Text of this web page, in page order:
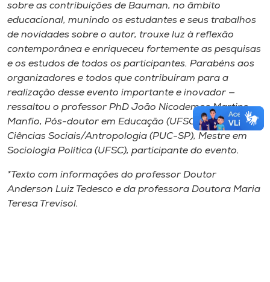
sobre as contribuições de Bauman, no âmbito
educacional, munindo os estudantes e seus trabalhos
de novidades sobre o autor, trouxe luz à reflexão
contemporânea e enriqueceu fortemente as pesquisas
e os estudos de todos os participantes. Parabéns aos
organizadores e todos que contribuíram para a
realização desse evento importante e inovador —
ressaltou o professor PhD João Nicodemos Martins
Manfio, Pós-doutor em Educação (UFSC), Doutor em
Ciências Sociais/Antropologia (PUC-SP), Mestre em
Sociologia Política (UFSC), participante do evento.
*Texto com informações do professor Doutor
Anderson Luiz Tedesco e da professora Doutora Maria
Teresa Trevisol.